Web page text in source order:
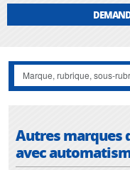
surpression avec
Nos interventions sur toute
contraintes sont un gage
Autres marques
avec